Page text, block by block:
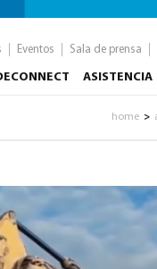
Eventos Sala de prensa
ASISTENCIA
home >